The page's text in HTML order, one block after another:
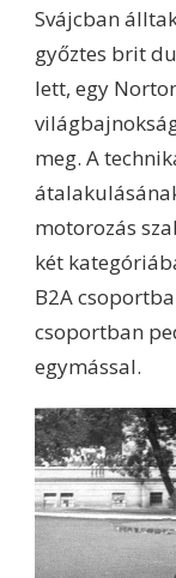
Svájcban
győztes brit
lett, egy
meg. A
motorozás
két
B2A
csoportban
egymással.